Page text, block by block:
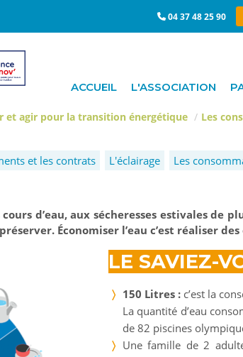
04 37 48 25 90
ACCUEIL L'ASSOCIATION
et agir pour la transition énergétique Les
et les contrats L'éclairage Les
d’eau, aux sécheresses estivales de
Économiser l’eau c’est réaliser
LE SAVIEZ-
150 Litres :c’est la
La quantité d’eau
de 82 piscines
Une famille de 2